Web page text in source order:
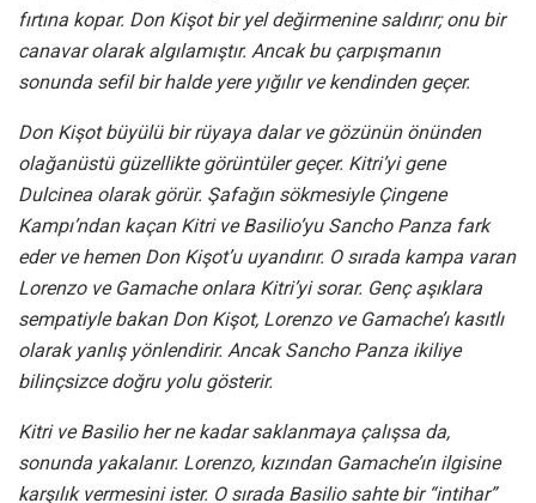
fırtına kopar. Don Kişot bir yel değirmenine saldırır; onu bir
canavar olarak algılamıştır. Ancak bu çarpışmanın
sonunda sefil bir halde yere yığılır ve kendinden geçer.
Don Kişot büyülü bir rüyaya dalar ve gözünün önünden
olağanüstü güzellikte görüntüler geçer. Kitri’yi gene
Dulcinea olarak görür. Şafağın sökmesiyle Çingene
Kampı’ndan kaçan Kitri ve Basilio’yu Sancho Panza fark
eder ve hemen Don Kişot’u uyandırır. O sırada kampa varan
Lorenzo ve Gamache onlara Kitri’yi sorar. Genç aşıklara
sempatiyle bakan Don Kişot, Lorenzo ve Gamache’ı kasıtlı
olarak yanlış yönlendirir. Ancak Sancho Panza ikiliye
bilinçsizce doğru yolu gösterir.
Kitri ve Basilio her ne kadar saklanmaya çalışsa da,
sonunda yakalanır. Lorenzo, kızından Gamache’ın ilgisine
karşılık vermesini ister. O sırada Basilio sahte bir “intihar”